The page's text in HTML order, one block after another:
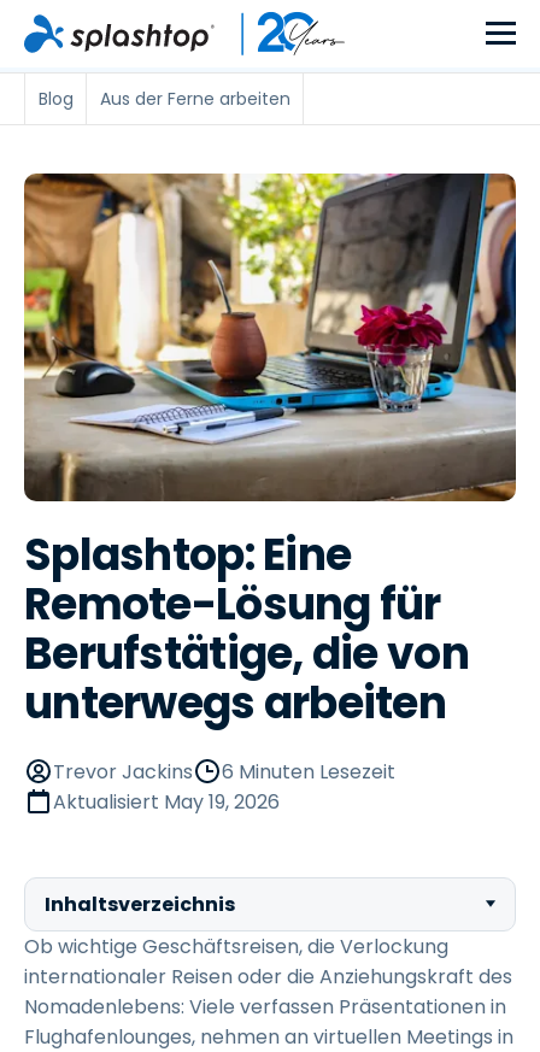
Blog Aus der Ferne arbeiten
Splashtop: Eine
Remote-Lösung für
Berufstätige, die von
unterwegs arbeiten
Trevor Jackins
6 Minuten Lesezeit
Aktualisiert May 19, 2026
Inhaltsverzeichnis
Ob wichtige Geschäftsreisen, die Verlockung
internationaler Reisen oder die Anziehungskraft des
Nomadenlebens: Viele verfassen Präsentationen in
Flughafenlounges, nehmen an virtuellen Meetings in